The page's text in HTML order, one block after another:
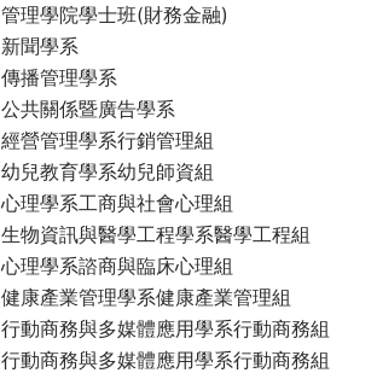
管理學院學士班(財務金融)
新聞學系
傳播管理學系
公共關係暨廣告學系
經營管理學系行銷管理組
幼兒教育學系幼兒師資組
心理學系工商與社會心理組
生物資訊與醫學工程學系醫學工程組
心理學系諮商與臨床心理組
健康產業管理學系健康產業管理組
行動商務與多媒體應用學系行動商務組
行動商務與多媒體應用學系行動商務組